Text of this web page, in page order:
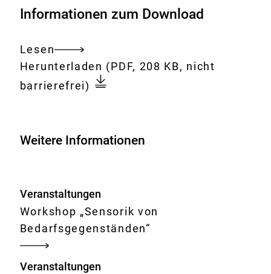
Informationen zum Download
Lesen
Gesamtes
Dokument
Download:
Herunterladen Sensorik
von
(PDF, 208 KB, nicht
barrierefrei)
Weitere Informationen
Veranstaltungen
Workshop „Sensorik von
Bedarfsgegenständen“
Veranstaltungen